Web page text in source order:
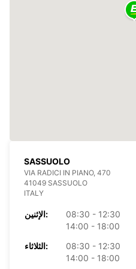
SASSUOLO
VIA RADICI IN PIANO, 470
41049 SASSUOLO
ITALY
الإثنين:
08:30 - 12:30
14:00 - 18:00
الثلاثاء:
08:30 - 12:30
14:00 - 18:00